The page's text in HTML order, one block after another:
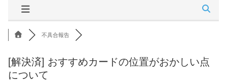
不具合報告
[解決済] おすすめカードの位置がおかしい点
について